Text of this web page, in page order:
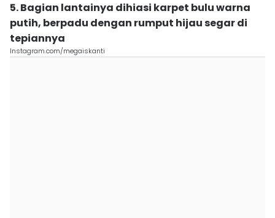
5. Bagian lantainya dihiasi karpet bulu warna
putih, berpadu dengan rumput hijau segar di
tepiannya
Instagram.com/megaiskanti